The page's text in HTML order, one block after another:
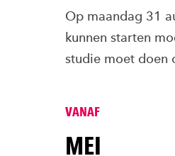
Op maandag 31
kunnen starten
studie moet doen
VANAF
MEI